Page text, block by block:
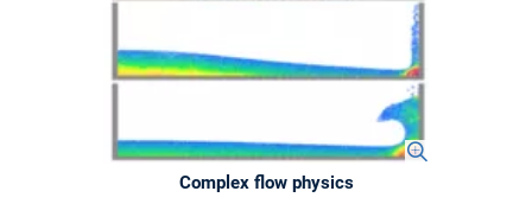
Complex flow physics